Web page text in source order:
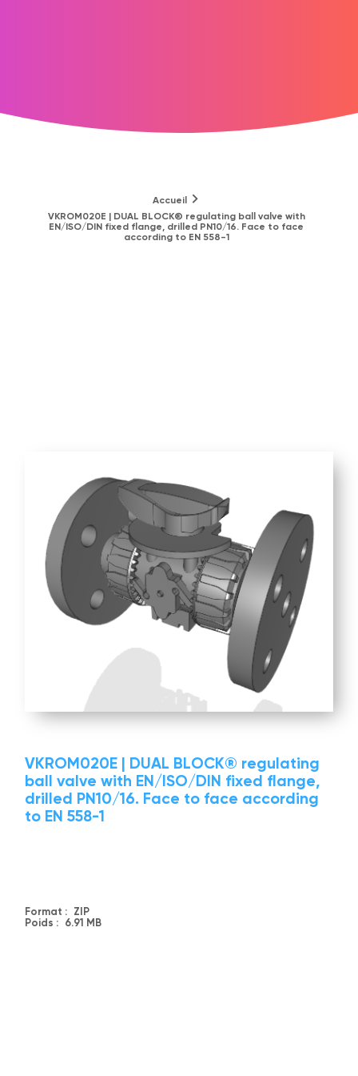
Accueil
VKROM020E | DUAL BLOCK® regulating ball valve with
EN/ISO/DIN fixed flange, drilled PN10/16. Face to face
according to EN 558-1
VKROM020E | DUAL BLOCK® regulating
ball valve with EN/ISO/DIN fixed flange,
drilled PN10/16. Face to face according
to EN 558-1
Format : ZIP
Poids : 6.91 MB